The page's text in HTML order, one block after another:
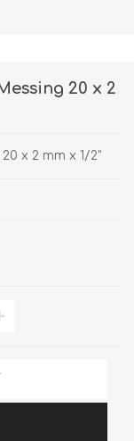
20 x 2
x 2 mm x 1/2"